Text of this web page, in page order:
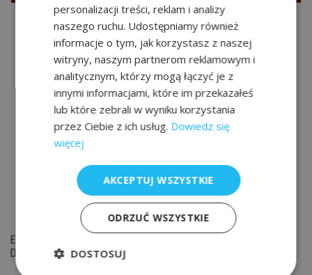
Nasi Partnerzy
EKOHELP - Autoryzowany
Dystrybutor Alfa Laval
personalizacji treści, reklam i analizy
naszego ruchu. Udostępniamy również
informacje o tym, jak korzystasz z naszej
witryny, naszym partnerom reklamowym i
analitycznym, którzy mogą łączyć je z
innymi informacjami, które im przekazałeś
lub które zebrali w wyniku korzystania
przez Ciebie z ich usług. Dowiedz się
więcej
AKCEPTUJ WSZYSTKIE
ODRZUĆ WSZYSTKIE
DOSTOSUJ